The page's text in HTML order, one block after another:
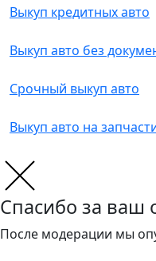
Выкуп кредитных авто
Выкуп авто без
Срочный выкуп авто
Выкуп авто на
Спасибо за ваш
После модерации мы